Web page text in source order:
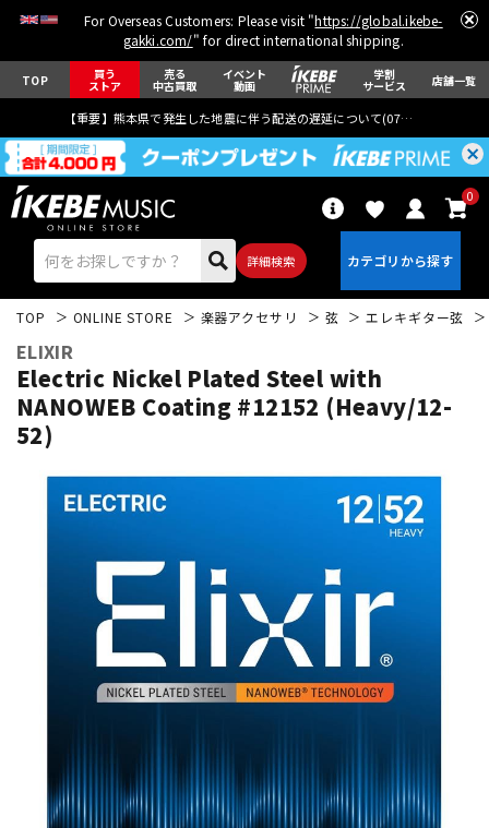
For Overseas Customers: Please visit "https://global.ikebe-
gakki.com/" for direct international shipping.
TOP 買う
ストア
売る
中古買取
イベント
動画
学割
サービス 店舗一覧
【重要】熊本県で発生した地震に伴う配送の遅延について(07月29日
詳細検索
0
ウクレレ
ドラム パーカッション
キーボード 電子ピアノ
TOP ONLINE STORE 楽器アクセサリ 弦 エレキギター弦
ELIXIR
Electric Nickel Plated Steel with
NANOWEB Coating #12152 (Heavy/12-
52)